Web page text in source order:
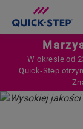
W okresie od
Quick‑Step
HOME PANELE